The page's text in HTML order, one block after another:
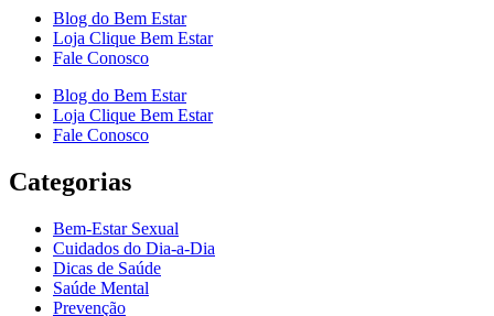
Blog do Bem Estar
Loja Clique Bem Estar
Fale Conosco
Blog do Bem Estar
Loja Clique Bem Estar
Fale Conosco
Categorias
Bem-Estar Sexual
Cuidados do Dia-a-Dia
Dicas de Saúde
Saúde Mental
Prevenção